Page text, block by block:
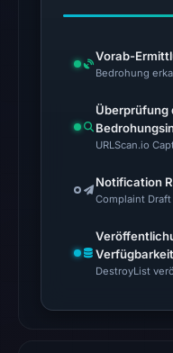
7,
Vorab-
Bedrohung
Überprüfung
URLScan.io
Notification
Complaint Draft
Verfügbarkeit
DestroyList